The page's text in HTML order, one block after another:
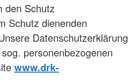
den Schutz
Schutz dienenden
Datenschutzerklärung
personenbezogenen
www.drk-